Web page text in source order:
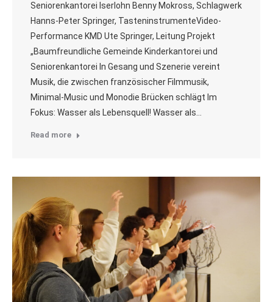
Seniorenkantorei Iserlohn Benny Mokross, Schlagwerk
Hanns-Peter Springer, TasteninstrumenteVideo-
Performance KMD Ute Springer, Leitung Projekt
„Baumfreundliche Gemeinde Kinderkantorei und
Seniorenkantorei In Gesang und Szenerie vereint
Musik, die zwischen französischer Filmmusik,
Minimal-Music und Monodie Brücken schlägt Im
Fokus: Wasser als Lebensquell! Wasser als…
Read more